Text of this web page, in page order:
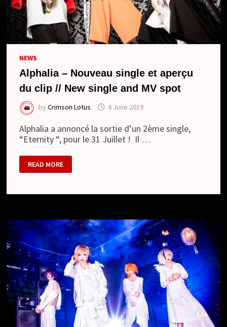
NEWS
Alphalia – Nouveau single et aperçu
du clip // New single and MV spot
byCrimson Lotus 4 June 2019
Alphalia a annoncé la sortie d’un 2ème single,
“Eternity “, pour le 31 Juillet ! Il …
ALPHALIA
–
NOUVEAU
APERÇU
//
NEW
SINGLE
AND
MV
SPOT
READ MORE